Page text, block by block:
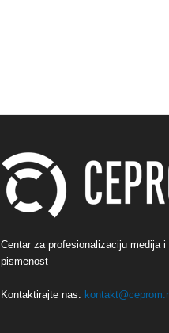
Centar za profesionalizaciju medija i
pismenost
Kontaktirajte nas: